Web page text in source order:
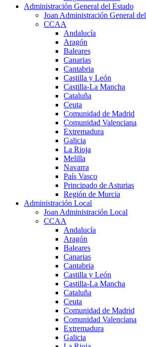
Administración General del Estado
Joan Administración General
CCAA
Andalucía
Aragón
Baleares
Canarias
Cantabria
Castilla y León
Castilla-La Mancha
Cataluña
Ceuta
Comunidad de Madrid
Comunidad Valenciana
Extremadura
Galicia
La Rioja
Melilla
Navarra
País Vasco
Principado de Asturias
Región de Murcia
Administración Local
Joan Administración Local
CCAA
Andalucía
Aragón
Baleares
Canarias
Cantabria
Castilla y León
Castilla-La Mancha
Cataluña
Ceuta
Comunidad de Madrid
Comunidad Valenciana
Extremadura
Galicia